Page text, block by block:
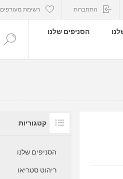
התחברות רשימת מעודפים
הסניפים שלנו
קטגוריות
הסניפים שלנו
ריהוט סטריאו